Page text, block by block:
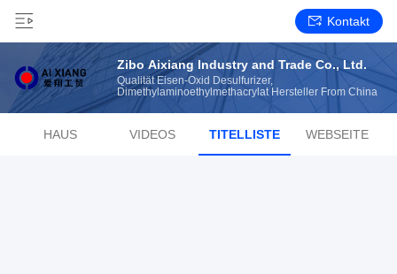
Kontakt
Zibo Aixiang Industry and Trade Co., Ltd.
Qualität Eisen-Oxid Desulfurizer,
Dimethylaminoethylmethacrylat Hersteller From China
HAUS VIDEOS TITELLISTE WEBSEITE